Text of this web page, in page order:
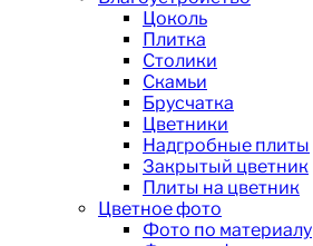
Цоколь
Плитка
Столики
Скамьи
Брусчатка
Цветники
Надгробные плиты
Закрытый цветник
Плиты на цветник
Цветное фото
Фото по материалу